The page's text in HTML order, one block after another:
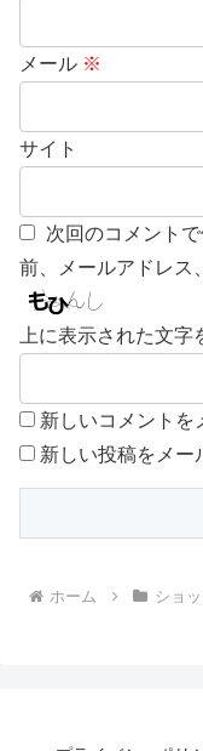
メール ※
サイト
次回のコメント
前、メールアドレス
上に表示された文字
新しいコメントを
新しい投稿をメー
ホーム ショ